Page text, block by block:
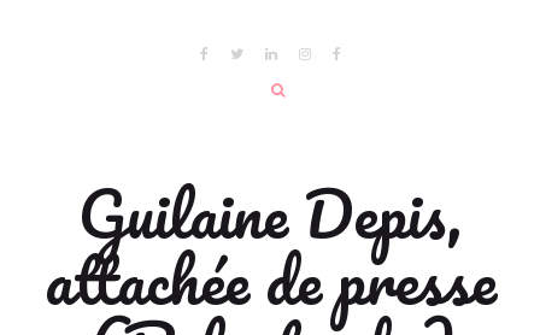
Guilaine Depis,
attachée de presse